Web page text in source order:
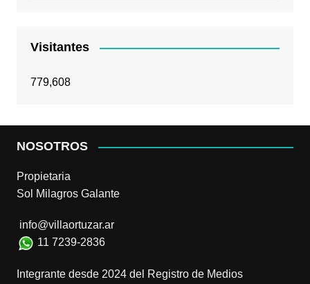
Visitantes
779,608
NOSOTROS
Propietaria
Sol Milagros Galante
info@villaortuzar.ar
11 7239-2836
Integrante desde 2024 del Registro de Medios